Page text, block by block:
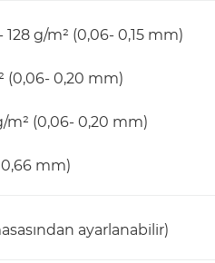
g/m² (0,06- 0,15 mm)
(0,06- 0,20 mm)
m² (0,06- 0,20 mm)
mm)
ayarlanabilir)